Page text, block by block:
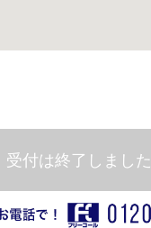
受付は終了しました